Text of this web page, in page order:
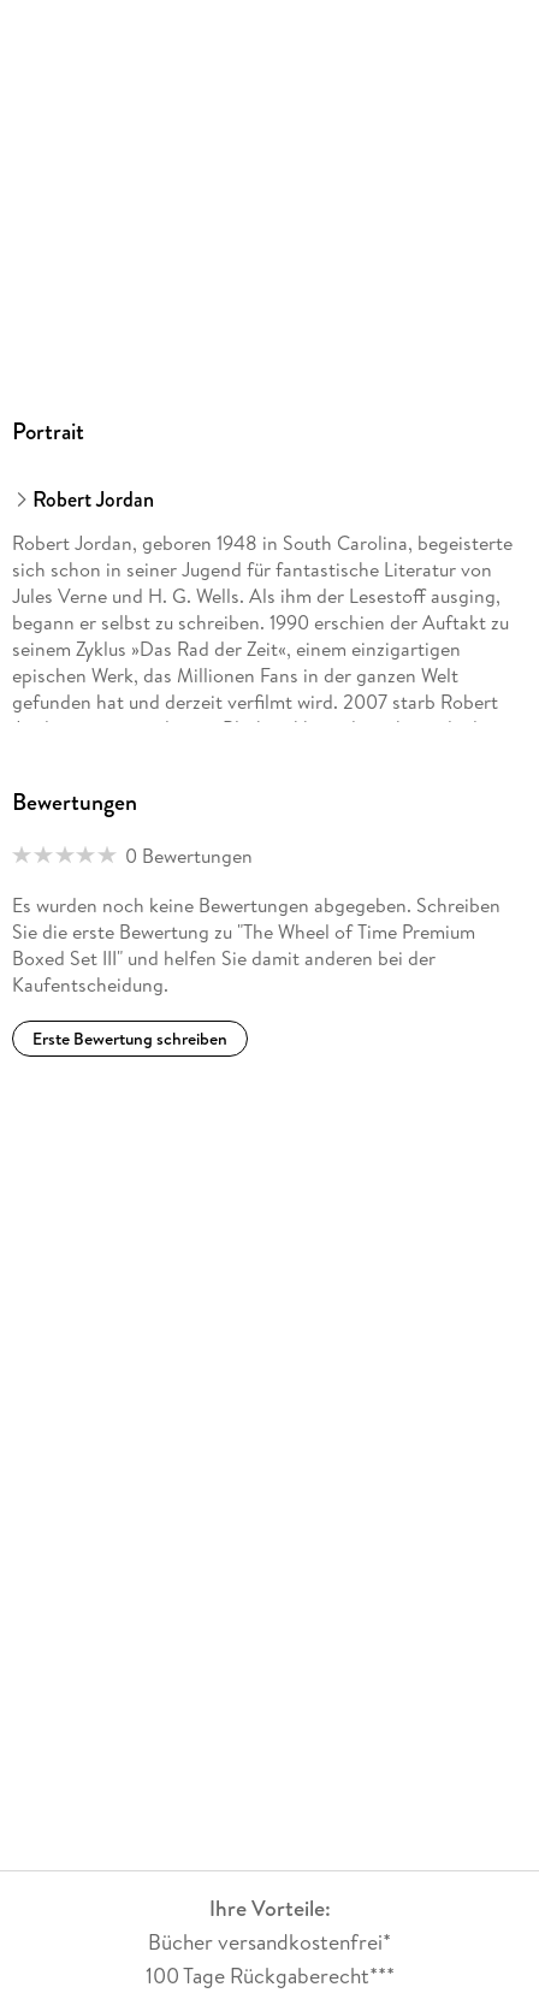
Portrait
Robert Jordan
Robert Jordan, geboren 1948 in South Carolina, begeisterte
sich schon in seiner Jugend für fantastische Literatur von
Jules Verne und H. G. Wells. Als ihm der Lesestoff ausging,
begann er selbst zu schreiben. 1990 erschien der Auftakt zu
seinem Zyklus »Das Rad der Zeit«, einem einzigartigen
epischen Werk, das Millionen Fans in der ganzen Welt
gefunden hat und derzeit verfilmt wird. 2007 starb Robert
Jordan an einer seltenen Blutkrankheit, danach wurde die
Bewertungen
0 Bewertungen
Es wurden noch keine Bewertungen abgegeben. Schreiben
Sie die erste Bewertung zu "The Wheel of Time Premium
Boxed Set III" und helfen Sie damit anderen bei der
Kaufentscheidung.
Erste Bewertung schreiben
Ihre Vorteile:
Bücher versandkostenfrei*
100 Tage Rückgaberecht***